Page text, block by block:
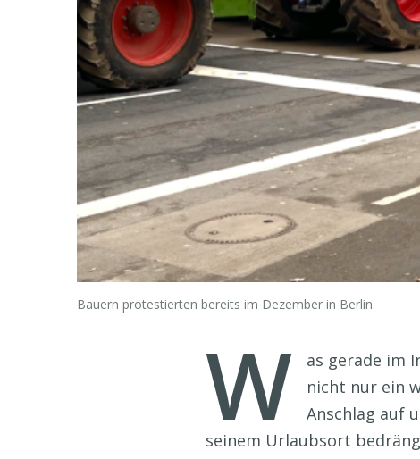
Bauern protestierten bereits im Dezember in Berlin.
W
as gerade im
nicht nur ein
Anschlag auf
seinem Urlaubsort